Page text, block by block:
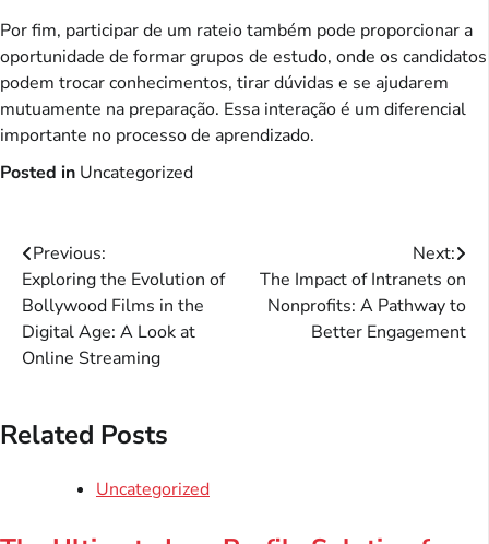
Por fim, participar de um rateio também pode proporcionar a
oportunidade de formar grupos de estudo, onde os candidatos
podem trocar conhecimentos, tirar dúvidas e se ajudarem
mutuamente na preparação. Essa interação é um diferencial
importante no processo de aprendizado.
Posted in Uncategorized
Post
navigation
Previous:
Exploring the Evolution of
Bollywood Films in the
Digital Age: A Look at
Online Streaming
Next:
The Impact of Intranets on
Nonprofits: A Pathway to
Better Engagement
Related Posts
Uncategorized